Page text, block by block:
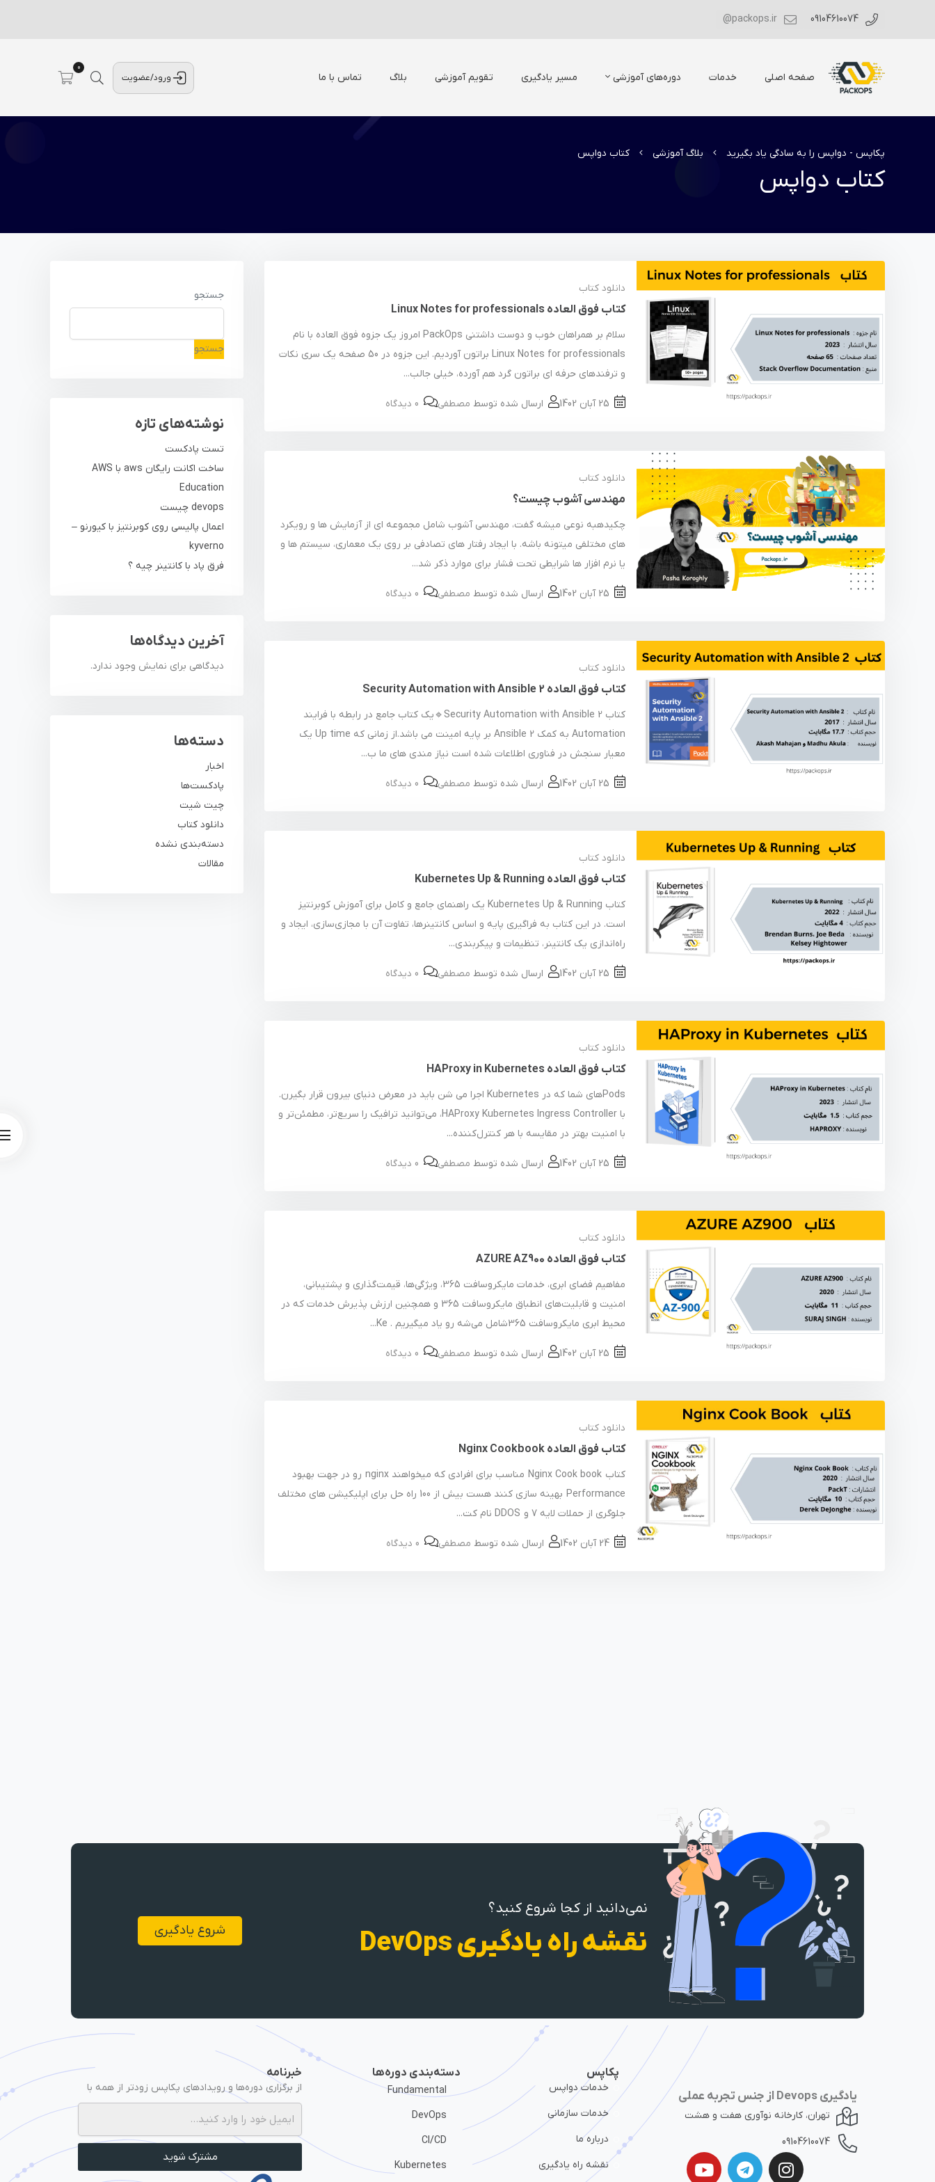
صفحه اصلی خدمات دوره‌های آموزشی مسیر یادگیری تقویم آموزشی بلاگ تماس با ما ورود/عضویت
0
پکاپس - دواپس را به سادگی یاد بگیرید بلاگ آموزشی کتاب دواپس
کتاب دواپس
دانلود کتاب
کتاب فوق العاده Linux Notes for professionals
سلام بر همراهان خوب و دوست داشتنی PackOps امروز یک جزوه فوق العاده با نام
Linux Notes for professionals براتون آوردیم. این جزوه در 50 صفحه یک سری نکات
و ترفندهای حرفه ای براتون گرد هم آورده، خیلی جالب...
ارسال شده توسط مصطفی 0 دیدگاه
دانلود کتاب
مهندسی آشوب چیست؟
چکیدهبه نوعی میشه گفت، مهندسی آشوب شامل مجموعه ای از آزمایش ها و رویکرد
های مختلفی میتونه باشه. با ایجاد رفتار های تصادفی بر روی یک معماری، سیستم ها و
یا نرم افزار ها شرایطی تحت فشار برای موارد ذکر شد...
ارسال شده توسط مصطفی 0 دیدگاه
دانلود کتاب
کتاب فوق العاده Security Automation with Ansible 2
کتاب Security Automation with Ansible 2🔹یک کتاب جامع در رابطه با فرایند
Automation به کمک Ansible 2 بر پایه امینت می باشد.از زمانی که Up time یک
معیار سنجش در فناوری اطلاعات شده است نیاز مندی های ما ب...
ارسال شده توسط مصطفی 0 دیدگاه
دانلود کتاب
کتاب فوق العاده Kubernetes Up & Running
کتاب Kubernetes Up & Running یک راهنمای جامع و کامل برای آموزش کوبرنتیز
است. در این کتاب به فراگیری پایه و اساس کانتینرها، تفاوت آن با مجازی‌سازی، ایجاد و
راه‌اندازی یک کانتینر، تنظیمات و پیکربندی...
ارسال شده توسط مصطفی 0 دیدگاه
دانلود کتاب
کتاب فوق العاده HAProxy in Kubernetes
Podsهای شما که در Kubernetes اجرا می شن باید در معرض دنیای بیرون قرار بگیرن.
با HAProxy Kubernetes Ingress Controller، می‌توانید ترافیک را سریع‌تر، مطمئن‌تر و
با امنیت بهتر در مقایسه با هر کنترل‌کننده...
ارسال شده توسط مصطفی 0 دیدگاه
دانلود کتاب
کتاب فوق العاده AZURE AZ900
مفاهیم فضای ابری، خدمات مایکروسافت 365، ویژگی‌ها، قیمت‌گذاری و پشتیبانی،
امنیت و قابلیت‌های انطباق مایکروسافت 365 و همچنین ارزش پذیرش خدمات که در
محیط ابری مایکروسافت 365شامل می‌شه رو یاد میگیریم . Ke...
ارسال شده توسط مصطفی 0 دیدگاه
دانلود کتاب
کتاب فوق العاده Nginx Cookbook
کتاب Nginx Cook book مناسب برای افرادی که میخواهند nginx رو در جهت بهبود
Performance بهینه سازی کنند هست بیش از 100 راه حل برای اپلیکیشن های مختلف
جلوگری از حملات لایه 7 و DDOS نام کت...
ارسال شده توسط مصطفی 0 دیدگاه
جستجو
جستجو
نوشته‌های تازه
تست پادکست
ساخت اکانت رایگان aws با AWS
Education
devops چیست
اعمال پالیسی روی کوبرنتیز با کیورنو –
kyverno
فرق پاد با کانتینر چیه ؟
آخرین دیدگاه‌ها
دیدگاهی برای نمایش وجود ندارد.
دسته‌ها
اخبار
پادکست‌ها
چیت شیت
دانلود کتاب
دسته‌بندی نشده
مقالات
نمی‌دانید از کجا شروع کنید؟
نقشه راه یادگیری DevOps شروع یادگیری
یادگیری Devops از جنس تجربه عملی
تهران، کارخانه نوآوری هفت و هشت
09104610074
پکاپس
خدمات دواپس
خدمات سازمانی
درباره ما
نقشه راه یادگیری
دسته‌بندی دوره‌ها
Fundamental
DevOps
CI/CD
Kubernetes
خبرنامه
از برگزاری دوره‌ها و رویدادهای پکاپس زودتر از همه با
خبر شوید.
مشترک شوید